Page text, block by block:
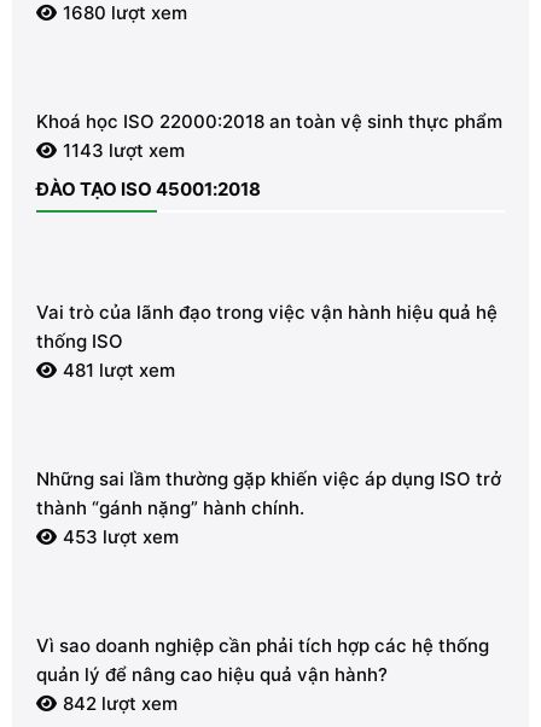
1680 lượt xem
Khoá học ISO 22000:2018 an toàn vệ sinh thực phẩm
1143 lượt xem
ĐÀO TẠO ISO 45001:2018
Vai trò của lãnh đạo trong việc vận hành hiệu quả hệ
thống ISO
481 lượt xem
Những sai lầm thường gặp khiến việc áp dụng ISO trở
thành “gánh nặng” hành chính.
453 lượt xem
Vì sao doanh nghiệp cần phải tích hợp các hệ thống
quản lý để nâng cao hiệu quả vận hành?
842 lượt xem